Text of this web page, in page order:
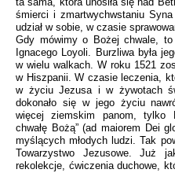
śmierci i zmartwychwstaniu
udział w sobie, w czasie
Gdy mówimy o Bożej chwale,
Ignacego Loyoli. Burzliwa była
w wielu walkach. W roku 1521
w Hiszpanii. W czasie leczenia,
w życiu Jezusa i w żywotach
dokonało się w jego życiu
więcej ziemskim panom, tylko
chwałę Bożą” (ad maiorem Dei
myślących młodych ludzi. Tak
Towarzystwo Jezusowe. Już
rekolekcje, ćwiczenia duchowe,